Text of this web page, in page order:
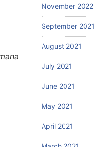
November 2022
September 2021
August 2021
July 2021
June 2021
May 2021
April 2021